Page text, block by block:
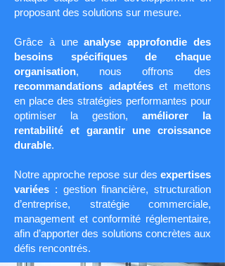
proposant des solutions sur mesure.
Grâce à uneanalyse approfondie des
besoins spécifiques de chaque
organisation, nous offrons des
recommandations adaptéeset mettons
en place des stratégies performantes pour
optimiser la gestion, améliorer la
rentabilité et garantir une croissance
durable.
Notre approche repose sur des expertises
variées : gestion financière, structuration
d’entreprise, stratégie commerciale,
management et conformité réglementaire,
afin d’apporter des solutions concrètes aux
défis rencontrés.